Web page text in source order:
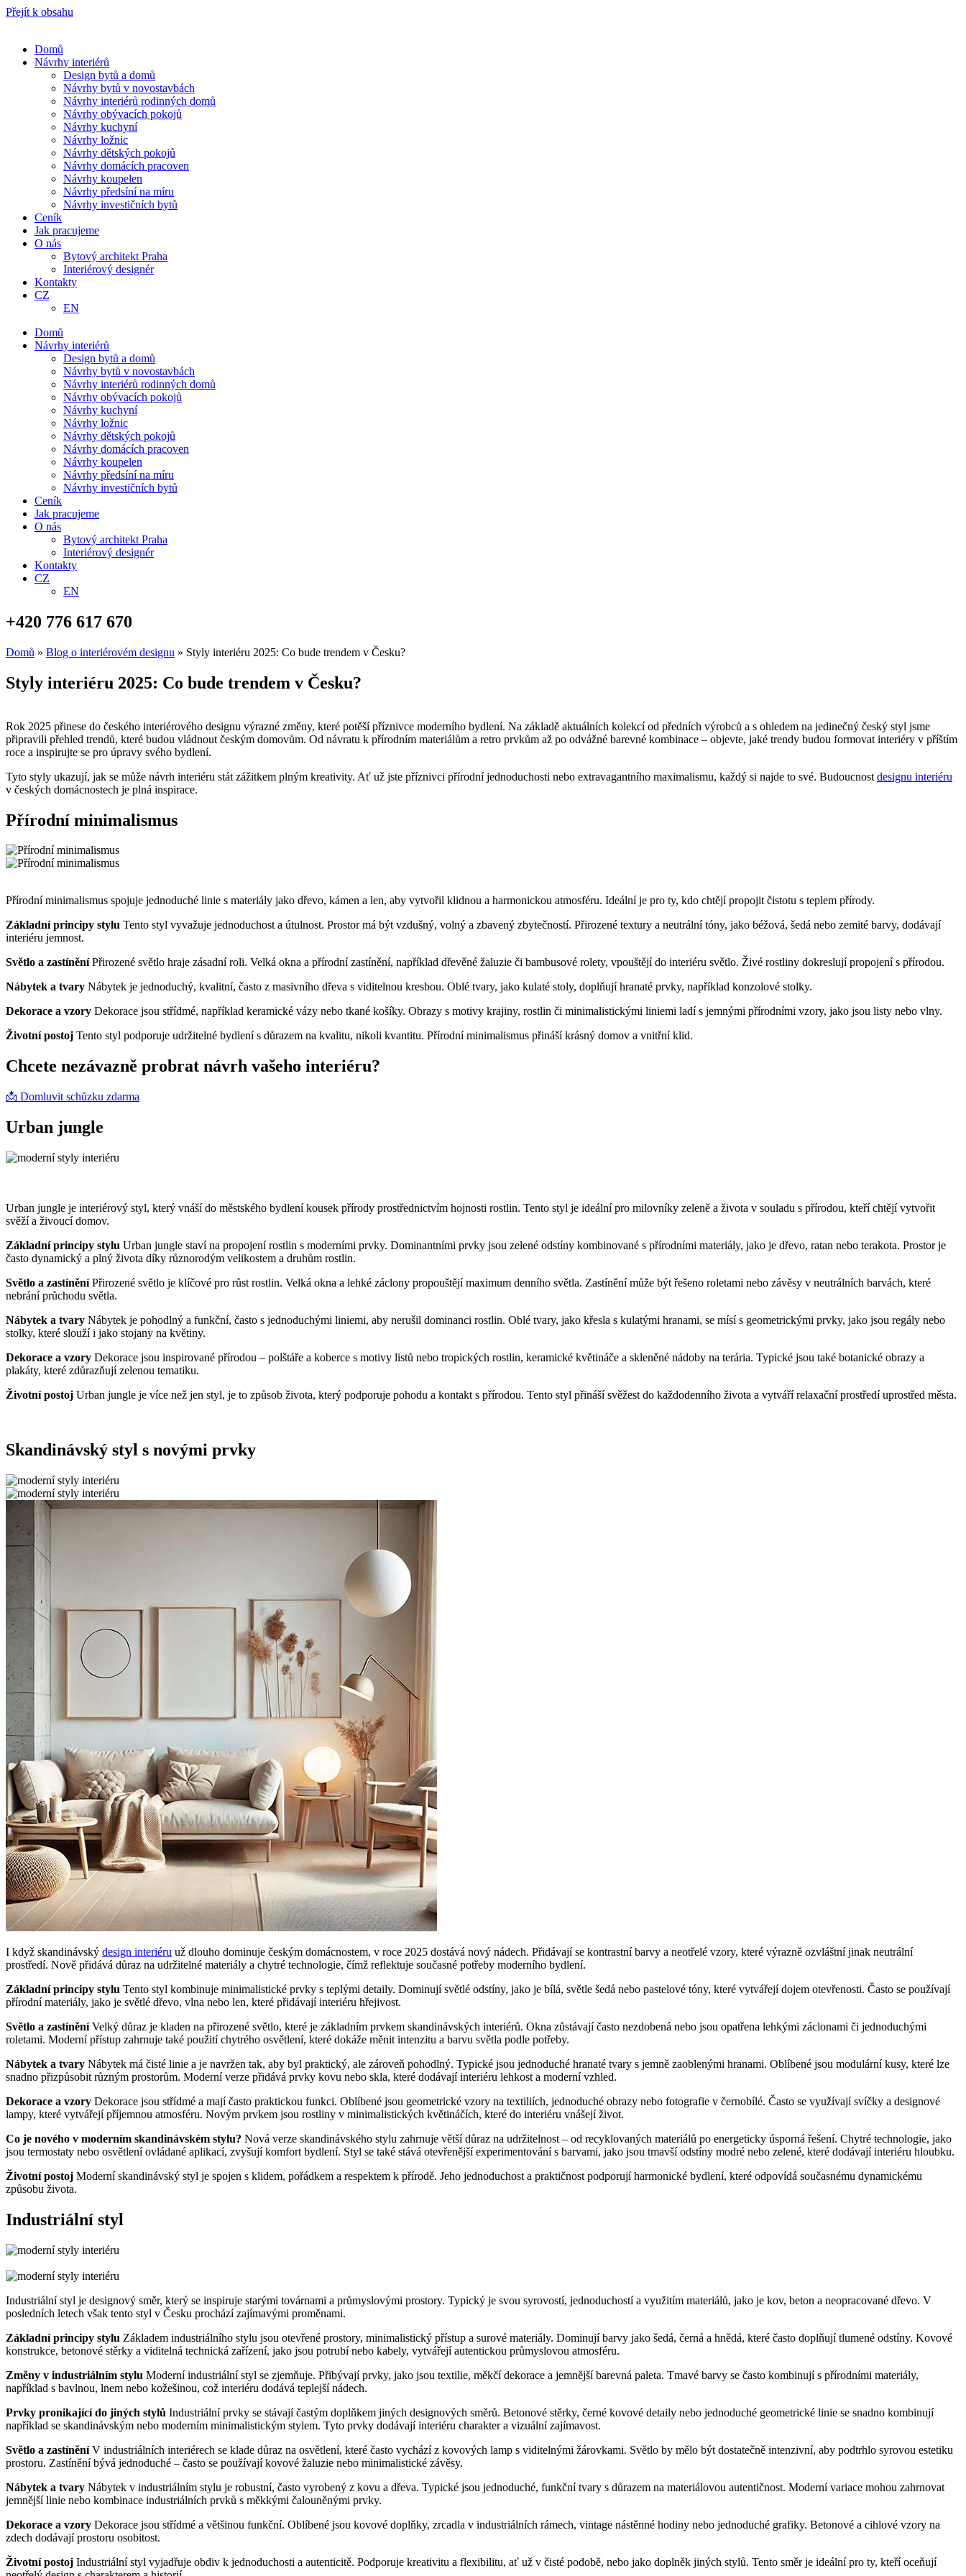
Přejít k obsahu
Domů
Návrhy interiérů
Design bytů a domů
Návrhy bytů v novostavbách
Návrhy interiérů rodinných domů
Návrhy obývacích pokojů
Návrhy kuchyní
Návrhy ložnic
Návrhy dětských pokojů
Návrhy domácích pracoven
Návrhy koupelen
Návrhy předsíní na míru
Návrhy investičních bytů
Ceník
Jak pracujeme
O nás
Bytový architekt Praha
Interiérový designér
Kontakty
CZ
EN
Domů
Návrhy interiérů
Design bytů a domů
Návrhy bytů v novostavbách
Návrhy interiérů rodinných domů
Návrhy obývacích pokojů
Návrhy kuchyní
Návrhy ložnic
Návrhy dětských pokojů
Návrhy domácích pracoven
Návrhy koupelen
Návrhy předsíní na míru
Návrhy investičních bytů
Ceník
Jak pracujeme
O nás
Bytový architekt Praha
Interiérový designér
Kontakty
CZ
EN
+420 776 617 670
Domů » Blog o interiérovém designu » Styly interiéru 2025: Co bude trendem v Česku?
Styly interiéru 2025: Co bude trendem v Česku?
Rok 2025 přinese do českého interiérového designu výrazné změny, které potěší příznivce moderního bydlení. Na základě aktuálních kolekcí od předních výrobců a s ohledem na jedinečný český styl jsme
připravili přehled trendů, které budou vládnout českým domovům. Od návratu k přírodním materiálům a retro prvkům až po odvážné barevné kombinace – objevte, jaké trendy budou formovat interiéry v příštím
roce a inspirujte se pro úpravy svého bydlení.
Tyto styly ukazují, jak se může návrh interiéru stát zážitkem plným kreativity. Ať už jste příznivci přírodní jednoduchosti nebo extravagantního maximalismu, každý si najde to své. Budoucnost designu interiéru
v českých domácnostech je plná inspirace.
Přírodní minimalismus
Přírodní minimalismus spojuje jednoduché linie s materiály jako dřevo, kámen a len, aby vytvořil klidnou a harmonickou atmosféru. Ideální je pro ty, kdo chtějí propojit čistotu s teplem přírody.
Základní principy stylu Tento styl vyvažuje jednoduchost a útulnost. Prostor má být vzdušný, volný a zbavený zbytečností. Přirozené textury a neutrální tóny, jako béžová, šedá nebo zemité barvy, dodávají
interiéru jemnost.
Světlo a zastíněníPřirozené světlo hraje zásadní roli. Velká okna a přírodní zastínění, například dřevěné žaluzie či bambusové rolety, vpouštějí do interiéru světlo. Živé rostliny dokreslují propojení s přírodou.
Nábytek a tvary Nábytek je jednoduchý, kvalitní, často z masivního dřeva s viditelnou kresbou. Oblé tvary, jako kulaté stoly, doplňují hranaté prvky, například konzolové stolky.
Dekorace a vzory Dekorace jsou střídmé, například keramické vázy nebo tkané košíky. Obrazy s motivy krajiny, rostlin či minimalistickými liniemi ladí s jemnými přírodními vzory, jako jsou listy nebo vlny.
Životní postoj Tento styl podporuje udržitelné bydlení s důrazem na kvalitu, nikoli kvantitu. Přírodní minimalismus přináší krásný domov a vnitřní klid.
Chcete nezávazně probrat návrh vašeho interiéru?
📩 Domluvit schůzku zdarma
Urban jungle
Urban jungle je interiérový styl, který vnáší do městského bydlení kousek přírody prostřednictvím hojnosti rostlin. Tento styl je ideální pro milovníky zeleně a života v souladu s přírodou, kteří chtějí vytvořit
svěží a živoucí domov.
Základní principy stylu Urban jungle staví na propojení rostlin s moderními prvky. Dominantními prvky jsou zelené odstíny kombinované s přírodními materiály, jako je dřevo, ratan nebo terakota. Prostor je
často dynamický a plný života díky různorodým velikostem a druhům rostlin.
Světlo a zastíněníPřirozené světlo je klíčové pro růst rostlin. Velká okna a lehké záclony propouštějí maximum denního světla. Zastínění může být řešeno roletami nebo závěsy v neutrálních barvách, které
nebrání průchodu světla.
Nábytek a tvary Nábytek je pohodlný a funkční, často s jednoduchými liniemi, aby nerušil dominanci rostlin. Oblé tvary, jako křesla s kulatými hranami, se mísí s geometrickými prvky, jako jsou regály nebo
stolky, které slouží i jako stojany na květiny.
Dekorace a vzory Dekorace jsou inspirované přírodou – polštáře a koberce s motivy listů nebo tropických rostlin, keramické květináče a skleněné nádoby na terária. Typické jsou také botanické obrazy a
plakáty, které zdůrazňují zelenou tematiku.
Životní postoj Urban jungle je více než jen styl, je to způsob života, který podporuje pohodu a kontakt s přírodou. Tento styl přináší svěžest do každodenního života a vytváří relaxační prostředí uprostřed města.
Skandinávský styl s novými prvky
I když skandinávský design interiéru už dlouho dominuje českým domácnostem, v roce 2025 dostává nový nádech. Přidávají se kontrastní barvy a neotřelé vzory, které výrazně ozvláštní jinak neutrální
prostředí. Nově přidává důraz na udržitelné materiály a chytré technologie, čímž reflektuje současné potřeby moderního bydlení.
Základní principy stylu Tento styl kombinuje minimalistické prvky s teplými detaily. Dominují světlé odstíny, jako je bílá, světle šedá nebo pastelové tóny, které vytvářejí dojem otevřenosti. Často se používají
přírodní materiály, jako je světlé dřevo, vlna nebo len, které přidávají interiéru hřejivost.
Světlo a zastíněníVelký důraz je kladen na přirozené světlo, které je základním prvkem skandinávských interiérů. Okna zůstávají často nezdobená nebo jsou opatřena lehkými záclonami či jednoduchými
roletami. Moderní přístup zahrnuje také použití chytrého osvětlení, které dokáže měnit intenzitu a barvu světla podle potřeby.
Nábytek a tvary Nábytek má čisté linie a je navržen tak, aby byl praktický, ale zároveň pohodlný. Typické jsou jednoduché hranaté tvary s jemně zaoblenými hranami. Oblíbené jsou modulární kusy, které lze
snadno přizpůsobit různým prostorům. Moderní verze přidává prvky kovu nebo skla, které dodávají interiéru lehkost a moderní vzhled.
Dekorace a vzory Dekorace jsou střídmé a mají často praktickou funkci. Oblíbené jsou geometrické vzory na textiliích, jednoduché obrazy nebo fotografie v černobílé. Často se využívají svíčky a designové
lampy, které vytvářejí příjemnou atmosféru. Novým prvkem jsou rostliny v minimalistických květináčích, které do interiéru vnášejí život.
Co je nového v moderním skandinávském stylu? Nová verze skandinávského stylu zahrnuje větší důraz na udržitelnost – od recyklovaných materiálů po energeticky úsporná řešení. Chytré technologie, jako
jsou termostaty nebo osvětlení ovládané aplikací, zvyšují komfort bydlení. Styl se také stává otevřenější experimentování s barvami, jako jsou tmavší odstíny modré nebo zelené, které dodávají interiéru hloubku.
Životní postoj Moderní skandinávský styl je spojen s klidem, pořádkem a respektem k přírodě. Jeho jednoduchost a praktičnost podporují harmonické bydlení, které odpovídá současnému dynamickému
způsobu života.
Industriální styl
Industriální styl je designový směr, který se inspiruje starými továrnami a průmyslovými prostory. Typický je svou syrovostí, jednoduchostí a využitím materiálů, jako je kov, beton a neopracované dřevo. V
posledních letech však tento styl v Česku prochází zajímavými proměnami.
Základní principy stylu Základem industriálního stylu jsou otevřené prostory, minimalistický přístup a surové materiály. Dominují barvy jako šedá, černá a hnědá, které často doplňují tlumené odstíny. Kovové
konstrukce, betonové stěrky a viditelná technická zařízení, jako jsou potrubí nebo kabely, vytvářejí autentickou průmyslovou atmosféru.
Změny v industriálním stylu Moderní industriální styl se zjemňuje. Přibývají prvky, jako jsou textilie, měkčí dekorace a jemnější barevná paleta. Tmavé barvy se často kombinují s přírodními materiály,
například s bavlnou, lnem nebo kožešinou, což interiéru dodává teplejší nádech.
Prvky pronikající do jiných stylů Industriální prvky se stávají častým doplňkem jiných designových směrů. Betonové stěrky, černé kovové detaily nebo jednoduché geometrické linie se snadno kombinují
například se skandinávským nebo moderním minimalistickým stylem. Tyto prvky dodávají interiéru charakter a vizuální zajímavost.
Světlo a zastíněníV industriálních interiérech se klade důraz na osvětlení, které často vychází z kovových lamp s viditelnými žárovkami. Světlo by mělo být dostatečně intenzivní, aby podtrhlo syrovou estetiku
prostoru. Zastínění bývá jednoduché – často se používají kovové žaluzie nebo minimalistické závěsy.
Nábytek a tvary Nábytek v industriálním stylu je robustní, často vyrobený z kovu a dřeva. Typické jsou jednoduché, funkční tvary s důrazem na materiálovou autentičnost. Moderní variace mohou zahrnovat
jemnější linie nebo kombinace industriálních prvků s měkkými čalouněnými prvky.
Dekorace a vzory Dekorace jsou střídmé a většinou funkční. Oblíbené jsou kovové doplňky, zrcadla v industriálních rámech, vintage nástěnné hodiny nebo jednoduché grafiky. Betonové a cihlové vzory na
zdech dodávají prostoru osobitost.
Životní postoj Industriální styl vyjadřuje obdiv k jednoduchosti a autenticitě. Podporuje kreativitu a flexibilitu, ať už v čisté podobě, nebo jako doplněk jiných stylů. Tento směr je ideální pro ty, kteří oceňují